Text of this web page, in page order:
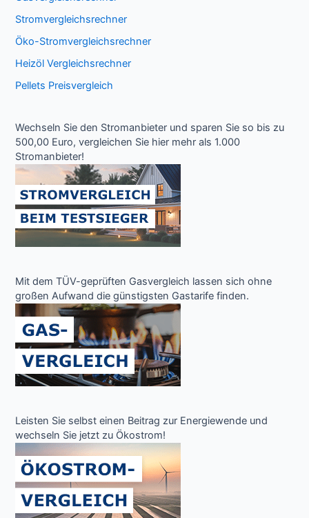
Stromvergleichsrechner
Öko-Stromvergleichsrechner
Heizöl Vergleichsrechner
Pellets Preisvergleich
Wechseln Sie den Stromanbieter und sparen Sie so bis zu
500,00 Euro, vergleichen Sie hier mehr als 1.000
Stromanbieter!
Mit dem TÜV-geprüften Gasvergleich lassen sich ohne
großen Aufwand die günstigsten Gastarife finden.
Leisten Sie selbst einen Beitrag zur Energiewende und
wechseln Sie jetzt zu Ökostrom!